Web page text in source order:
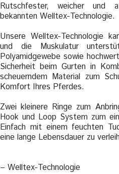
Rutschfester, weicher und
bekannten Welltex-Technologie.
Unsere Welltex-Technologie
und die Muskulatur
Polyamidgewebe sowie
Sicherheit beim Gurten in
scheuerndem Material zum
Komfort Ihres Pferdes.
Zwei kleinere Ringe zum
Hook und Loop System zum
Einfach mit einem feuchten
eine lange Lebensdauer zu
– Welltex-Technologie